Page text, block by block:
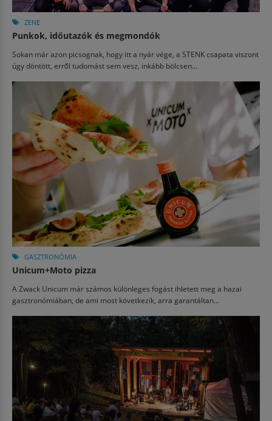
ZENE
Punkok, időutazók és megmondók
Sokan már azon picsognak, hogy itt a nyár vége, a STENK csapata viszont
úgy döntött, erről tudomást sem vesz, inkább bölcsen...
GASZTRONÓMIA
Unicum+Moto pizza
A Zwack Unicum már számos különleges fogást ihletett meg a hazai
gasztronómiában, de ami most következik, arra garantáltan...